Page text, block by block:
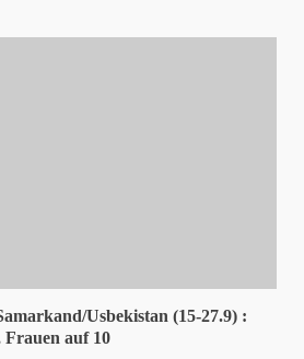
Usbekistan (15-27.9) :
Frauen auf 10